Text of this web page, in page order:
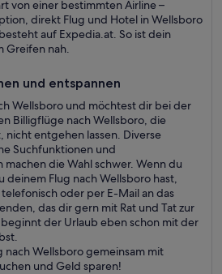
von einer bestimmten Airline –
direkt Flug und Hotel in Wellsboro
auf Expedia.at. So ist dein
Greifen nah.
und entspannen
Wellsboro und möchtest dir bei der
Billigflüge nach Wellsboro, die
nicht entgehen lassen. Diverse
Suchfunktionen und
die Wahl schwer. Wenn du
deinem Flug nach Wellsboro hast,
oder per E-Mail an das
das dir gern mit Rat und Tat zur
der Urlaub eben schon mit der
nach Wellsboro gemeinsam mit
und Geld sparen!